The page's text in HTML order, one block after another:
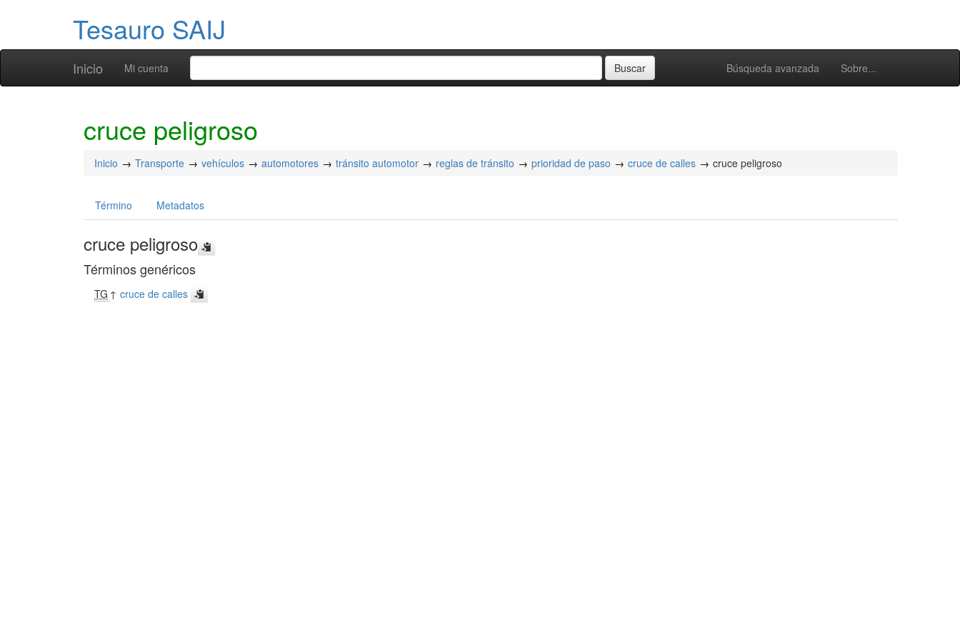
Tesauro SAIJ
Inicio Búsqueda avanzada Sobre...
Mi cuenta
cruce peligroso
Inicio Transporte vehículos automotores tránsito automotor reglas de tránsito prioridad de paso cruce de calles cruce peligroso
Término Metadatos
cruce peligroso
Términos genéricos
TG ↑cruce de calles